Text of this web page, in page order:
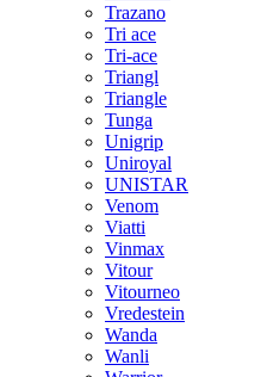
Trazano
Tri ace
Tri-ace
Triangl
Triangle
Tunga
Unigrip
Uniroyal
UNISTAR
Venom
Viatti
Vinmax
Vitour
Vitourneo
Vredestein
Wanda
Wanli